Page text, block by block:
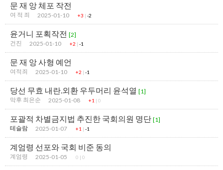
문 재 앙 체포 작전
여 적 죄 2025-01-10 +3 | -2
윤거니 포획작전 [2]
건진
2025-01-10 +2 | -1
문 재 앙 사형 예언
여적죄 2025-01-10 +2 | -1
당선 무효 내란.외환 우두머리 윤석열 [1]
막후 최은순
2025-01-08 +1 | 0
포괄적 차별금지법 추진한 국회의원 명단 [1]
테슬람
2025-01-07 +1 | -1
계엄령 선포와 국회 비준 동의
계엄령 2025-01-05 0 | 0